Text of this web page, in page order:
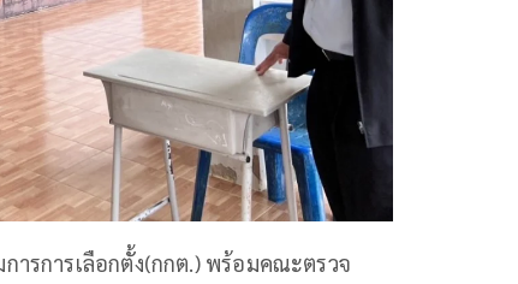
ารการเลือกตั้ง(กกต.)​ พร้อมคณะตรวจ